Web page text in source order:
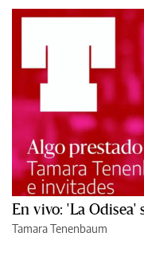
En vivo: 'La
Tamara Tenenbaum